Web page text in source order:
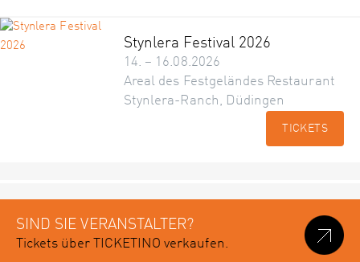
Stynlera Festival 2026
14. – 16.08.2026
Areal des Festgeländes Restaurant
Stynlera-Ranch, Düdingen
TICKETS
SIND SIE VERANSTALTER?
Tickets über TICKETINO verkaufen.